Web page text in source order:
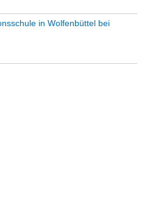
in Wolfenbüttel bei